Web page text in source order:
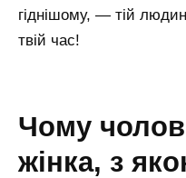
гіднішому, — тій
твій час!
чому чоловіка дратує
жінка, з